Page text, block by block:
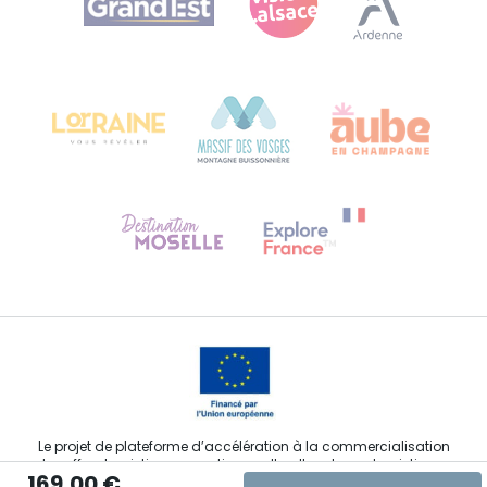
Bureau de Colmar (siège administratif)
Contactez-nous
Le projet de plateforme d’accélération à la commercialisation
des offres touristiques, sportives, culturelles et oenotouristiques
du Grand Est fait l’objet de financements FEDER dans le cadre